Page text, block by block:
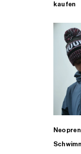
kaufen